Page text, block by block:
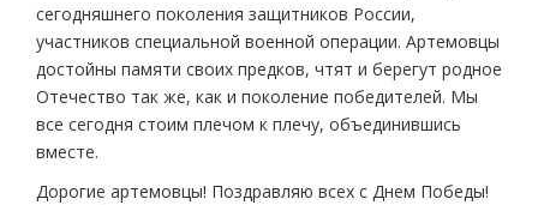
сегодняшнего поколения защитников России,
участников специальной военной операции. Артемовцы
достойны памяти своих предков, чтят и берегут родное
Отечество так же, как и поколение победителей. Мы
все сегодня стоим плечом к плечу, объединившись
вместе.
Дорогие артемовцы! Поздравляю всех с Днем Победы!